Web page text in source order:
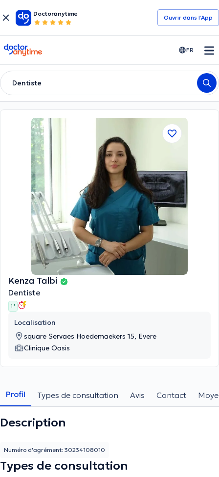
Doctoranytime
Ouvrir dans l’App
doctoranytime FR
Dentiste
Kenza Talbi
Dentiste
1 '
Localisation
square Servaes Hoedemaekers 15, Evere
Clinique Oasis
Profil Types de consultation Avis Contact
Description
Numéro d'agrément: 30234108010
Types de consultation